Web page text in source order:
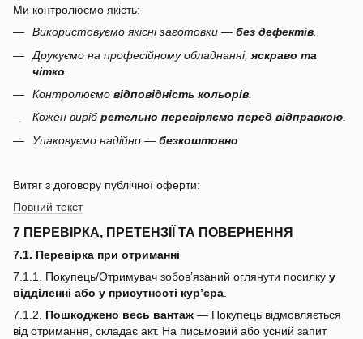
Ми контролюємо якість:
Використовуємо якісні заготовки — без дефектів
Друкуємо на професійному обладнанні, яскраво та
чітко
Контролюємо відповідність кольорів
Кожен вирібретельно перевіряємо перед відправкою.
Упаковуємо надійно — безкоштовно
Витяг з договору публічної оферти:
Повний текст
7 ПЕРЕВІРКА, ПРЕТЕНЗІЇ ТА ПОВЕРНЕННЯ
7.1. Перевірка при отриманні
7.1.1. Покупець/Отримувач зобов’язаний оглянути посилку у
відділенні або у присутності кур’єра
7.1.2. Пошкоджено весь вантаж — Покупець відмовляється
від отримання, складає акт. На письмовий або усний запит